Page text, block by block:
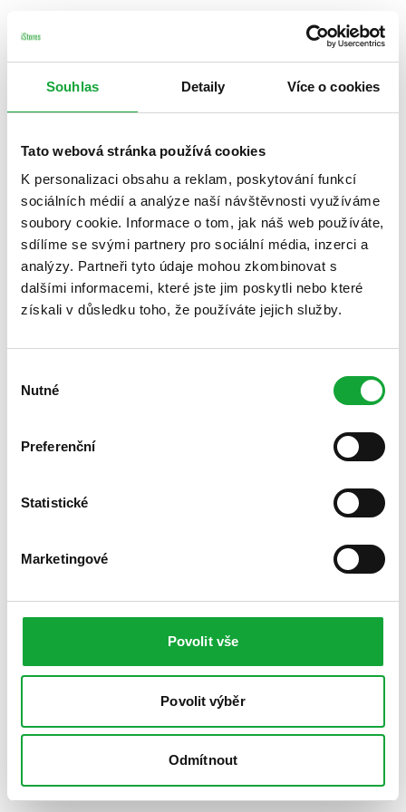
Souhlas Detaily Více o cookies
Tato webová stránka používá cookies
K personalizaci obsahu a reklam, poskytování funkcí
sociálních médií a analýze naší návštěvnosti využíváme
soubory cookie. Informace o tom, jak náš web používáte,
sdílíme se svými partnery pro sociální média, inzerci a
analýzy. Partneři tyto údaje mohou zkombinovat s
dalšími informacemi, které jste jim poskytli nebo které
získali v důsledku toho, že používáte jejich služby.
souhlasu
Nutné
Preferenční
Statistické
Marketingové
Povolit vše
Povolit výběr
Odmítnout